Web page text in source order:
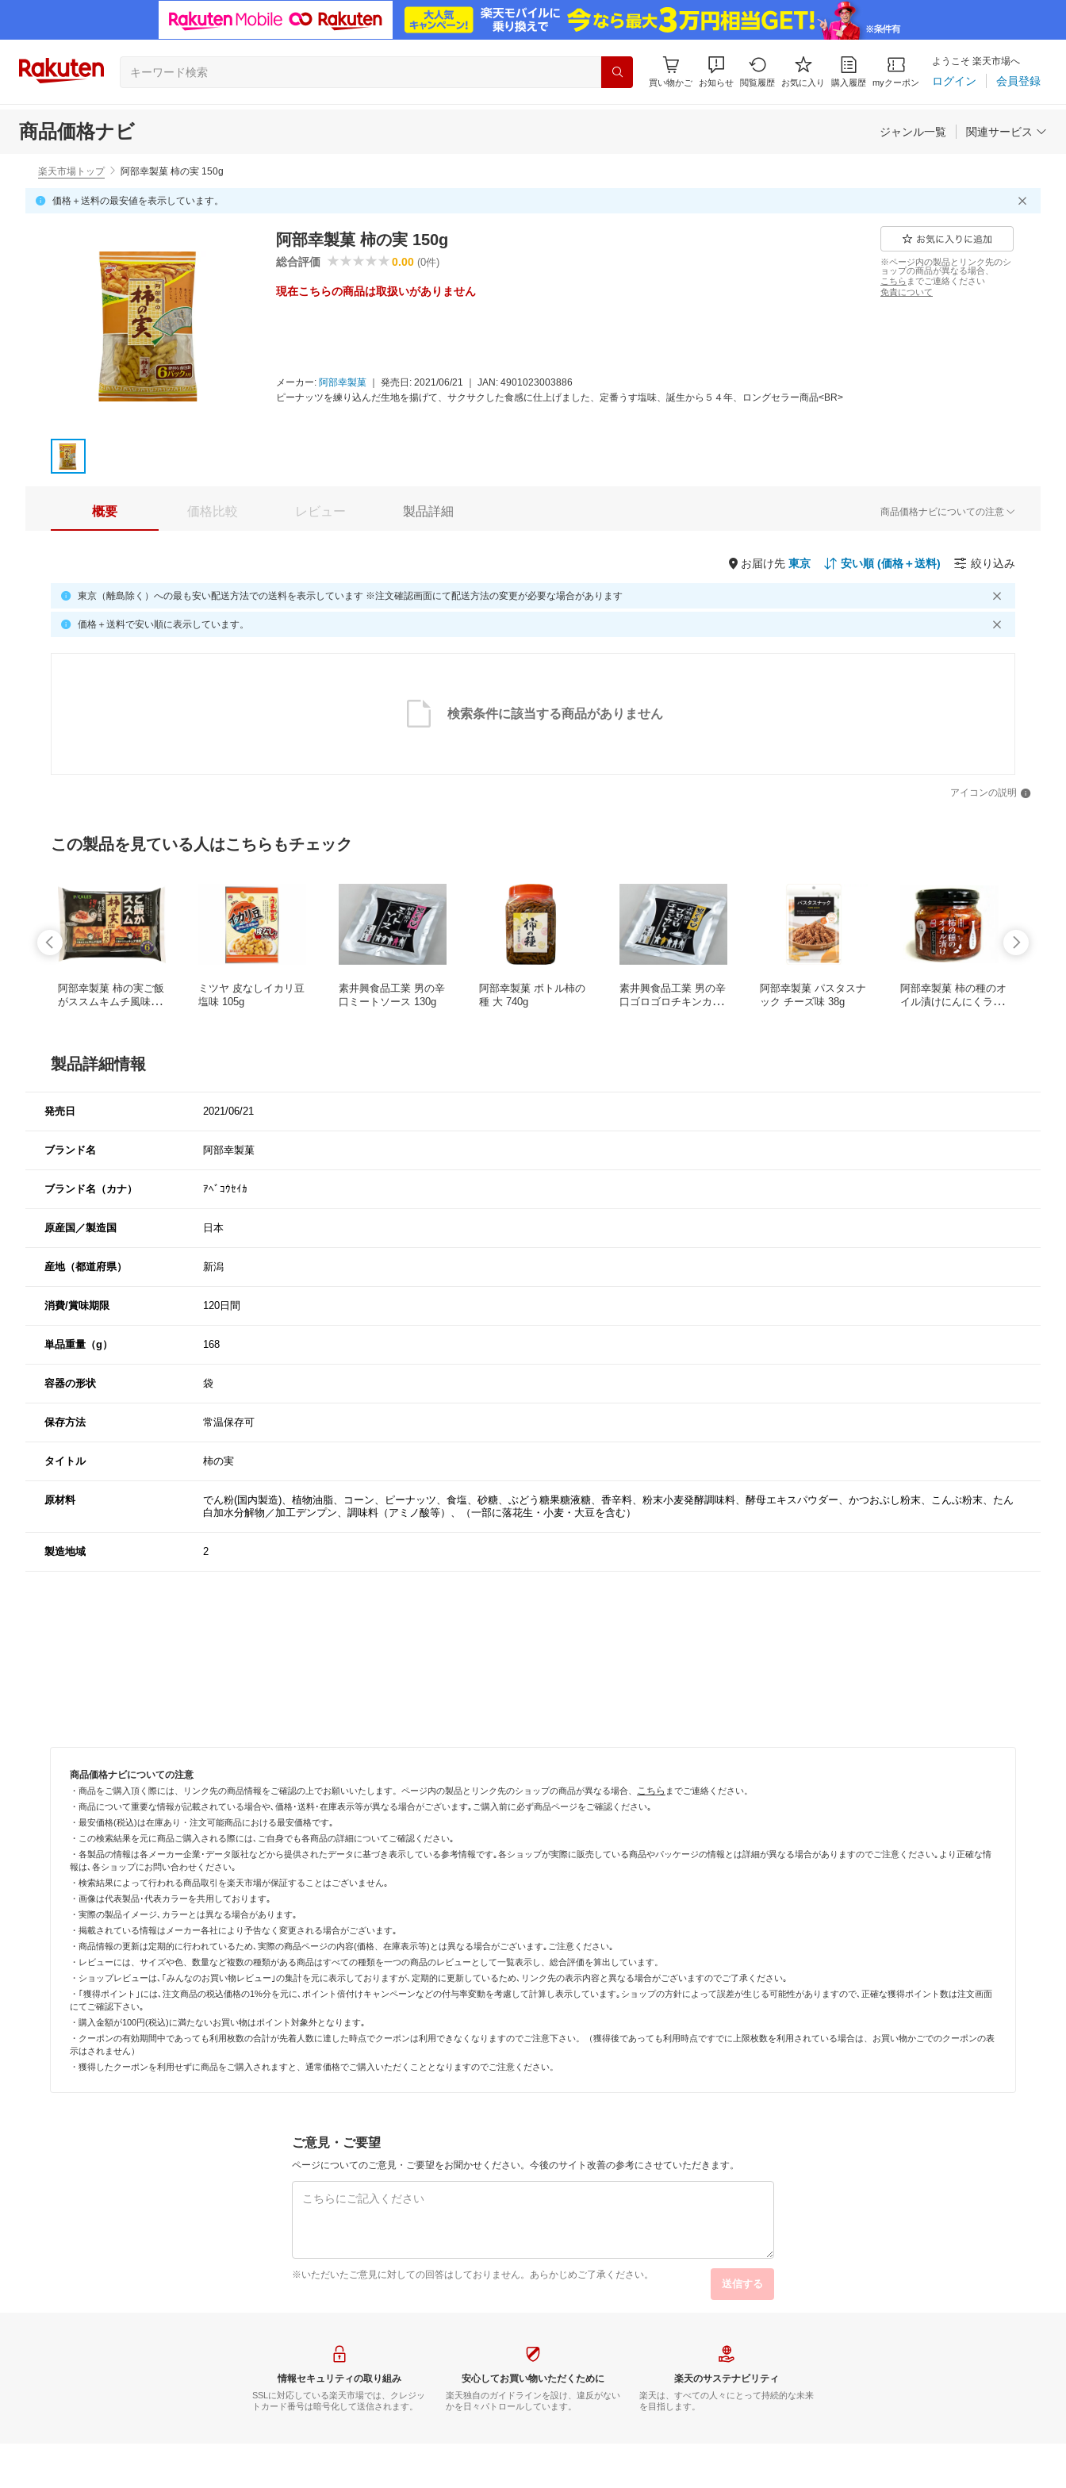
買い物かご お知らせ 閲覧履歴 お気に入り 購入履歴 myクーポン
ようこそ 楽天市場へ
ログイン 会員登録
商品価格ナビ ジャンル一覧 関連サービス
楽天市場トップ 阿部幸製菓 柿の実 150g
価格＋送料の最安値を表示しています。
阿部幸製菓 柿の実 150g
総合評価 0.00 (0件)
現在こちらの商品は取扱いがありません
※ページ内の製品とリンク先のシ
ョップの商品が異なる場合、
こちら までご連絡ください
免責について
メーカー: 阿部幸製菓 発売日: 2021/06/21 JAN: 4901023003886
ピーナッツを練り込んだ生地を揚げて、サクサクした食感に仕上げました、定番うす塩味、誕生から５４年、ロングセラー商品<BR>
概要 価格比較 レビュー 製品詳細 商品価格ナビについての注意
お届け先 絞り込み
東京（離島除く）への最も安い配送方法での送料を表示しています ※注文確認画面にて配送方法の変更が必要な場合があります
価格＋送料で安い順に表示しています。
検索条件に該当する商品がありません
アイコンの説明
この製品を見ている人はこちらもチェック
阿部幸製菓 柿の実ご飯
がススムキムチ風味 6
ミツヤ 皮なしイカリ豆
塩味 105g
素井興食品工業 男の辛
口ミートソース 130g
阿部幸製菓 ボトル柿の
種 大 740g
素井興食品工業 男の辛
口ゴロゴロチキンカレ
阿部幸製菓 パスタスナ
ック チーズ味 38g
阿部幸製菓 柿の種のオ
イル漬けにんにくラー
製品詳細情報
発売日 2021/06/21
ブランド名 阿部幸製菓
ブランド名（カナ） ｱﾍﾞｺｳｾｲｶ
原産国／製造国 日本
産地（都道府県） 新潟
消費/賞味期限 120日間
単品重量（g） 168
容器の形状 袋
保存方法 常温保存可
タイトル 柿の実
原材料
でん粉(国内製造)、植物油脂、コーン、ピーナッツ、食塩、砂糖、ぶどう糖果糖液糖、香辛料、粉末小麦発酵調味料、酵母エキスパウダー、かつおぶし粉末、こんぶ粉末、たん
白加水分解物／加工デンプン、調味料（アミノ酸等）、（一部に落花生・小麦・大豆を含む）
製造地域 2
商品価格ナビについての注意
・商品をご購入頂く際には、リンク先の商品情報をご確認の上でお願いいたします。ページ内の製品とリンク先のショップの商品が異なる場合、 こちら までご連絡ください。
・商品について重要な情報が記載されている場合や､価格･送料･在庫表示等が異なる場合がございます｡ご購入前に必ず商品ページをご確認ください｡
・最安価格(税込)は在庫あり・注文可能商品における最安価格です｡
・この検索結果を元に商品ご購入される際には､ご自身でも各商品の詳細についてご確認ください｡
・各製品の情報は各メーカー企業･データ販社などから提供されたデータに基づき表示している参考情報です｡各ショップが実際に販売している商品やパッケージの情報とは詳細が異なる場合がありますのでご注意ください｡より正確な情
報は､各ショップにお問い合わせください｡
・検索結果によって行われる商品取引を楽天市場が保証することはございません｡
・画像は代表製品･代表カラーを共用しております｡
・実際の製品イメージ､カラーとは異なる場合があります｡
・掲載されている情報はメーカー各社により予告なく変更される場合がございます｡
・商品情報の更新は定期的に行われているため､実際の商品ページの内容(価格、在庫表示等)とは異なる場合がございます｡ご注意ください｡
・レビューには、サイズや色、数量など複数の種類がある商品はすべての種類を一つの商品のレビューとして一覧表示し、総合評価を算出しています。
・ショップレビューは､｢みんなのお買い物レビュー｣の集計を元に表示しておりますが､定期的に更新しているため､リンク先の表示内容と異なる場合がございますのでご了承ください｡
・｢獲得ポイント｣には､注文商品の税込価格の1%分を元に､ポイント倍付けキャンペーンなどの付与率変動を考慮して計算し表示しています｡ショップの方針によって誤差が生じる可能性がありますので､正確な獲得ポイント数は注文画面
にてご確認下さい｡
・購入金額が100円(税込)に満たないお買い物はポイント対象外となります｡
・クーポンの有効期間中であっても利用枚数の合計が先着人数に達した時点でクーポンは利用できなくなりますのでご注意下さい。（獲得後であっても利用時点ですでに上限枚数を利用されている場合は、お買い物かごでのクーポンの表
示はされません）
・獲得したクーポンを利用せずに商品をご購入されますと、通常価格でご購入いただくこととなりますのでご注意ください。
ご意見・ご要望
ページについてのご意見・ご要望をお聞かせください。今後のサイト改善の参考にさせていただきます。
※いただいたご意見に対しての回答はしておりません。あらかじめご了承ください。
送信する
情報セキュリティの取り組み
SSLに対応している楽天市場では、クレジッ
トカード番号は暗号化して送信されます。
安心してお買い物いただくために
楽天独自のガイドラインを設け、違反がない
かを日々パトロールしています。
楽天のサステナビリティ
楽天は、すべての人々にとって持続的な未来
を目指します。